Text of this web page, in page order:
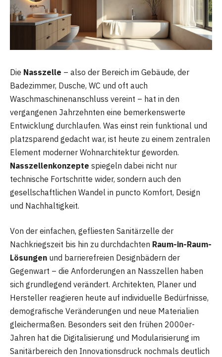
Die Nasszelle – also der Bereich im Gebäude, der
Badezimmer, Dusche, WC und oft auch
Waschmaschinenanschluss vereint – hat in den
vergangenen Jahrzehnten eine bemerkenswerte
Entwicklung durchlaufen. Was einst rein funktional und
platzsparend gedacht war, ist heute zu einem zentralen
Element moderner Wohnarchitektur geworden.
Nasszellenkonzepte spiegeln dabei nicht nur
technische Fortschritte wider, sondern auch den
gesellschaftlichen Wandel in puncto Komfort, Design
und Nachhaltigkeit.
Von der einfachen, gefliesten Sanitärzelle der
Nachkriegszeit bis hin zu durchdachten Raum-in-Raum-
Lösungen und barrierefreien Designbädern der
Gegenwart – die Anforderungen an Nasszellen haben
sich grundlegend verändert. Architekten, Planer und
Hersteller reagieren heute auf individuelle Bedürfnisse,
demografische Veränderungen und neue Materialien
gleichermaßen. Besonders seit den frühen 2000er-
Jahren hat die Digitalisierung und Modularisierung im
Sanitärbereich den Innovationsdruck nochmals deutlich